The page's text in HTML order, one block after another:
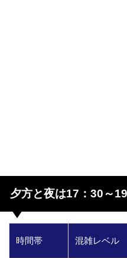
夕方と夜は17：30～
時間帯 混雑レベル